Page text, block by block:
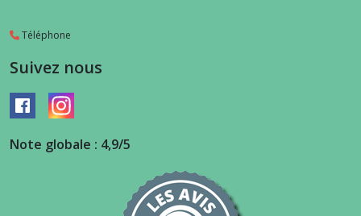
Téléphone
Suivez nous
Note globale : 4,9/5